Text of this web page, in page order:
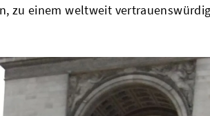
zu einem weltweit